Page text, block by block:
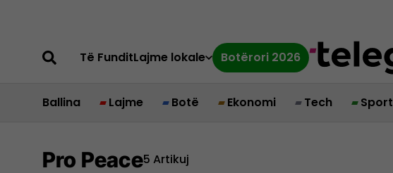
Të FunditLajme lokale Botërori 2026
Ballina Lajme Botë Ekonomi Tech Sport
Pro Peace5 Artikuj